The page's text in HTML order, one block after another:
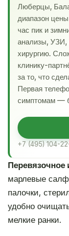
Люберцы,
диапазон
час пик и
анализы, УЗИ,
хирургию.
клинику-
за то, что
Первая
симптомам —
+7 (495) 104-
Перевязочное
марлевые
палочки,
удобно
мелкие ранки.